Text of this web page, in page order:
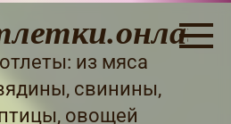
из мяса
свинины,
овощей